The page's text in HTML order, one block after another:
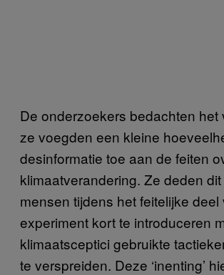
De onderzoekers bedachten het
ze voegden een kleine
desinformatie toe aan de feiten
klimaatverandering. Ze deden
mensen tijdens het feitelijke deel
experiment kort te introduceren
klimaatsceptici gebruikte
te verspreiden. Deze ‘inenting’